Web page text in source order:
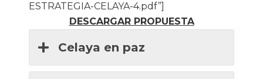
ESTRATEGIA-CELAYA-4.pdf”]
DESCARGAR PROPUESTA
Celaya en paz